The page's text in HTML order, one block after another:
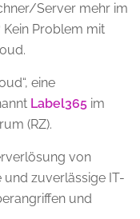
Server mehr im
Kein Problem mit
eine
Label365 im
(RZ).
von
und zuverlässige IT-
und